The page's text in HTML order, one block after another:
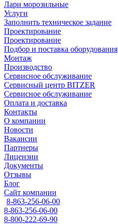
Лари морозильные
Услуги
Заполнить техническое задание
Проектирование
Проектирование
Подбор и поставка оборудования
Монтаж
Производство
Сервисное обслуживание
Сервисный центр BITZER
Сервисное обслуживание
Оплата и доставка
Контакты
О компании
Новости
Вакансии
Партнеры
Лицензии
Документы
Отзывы
Блог
Сайт компании
8-863-256-06-00
8-863-256-06-00
8-800-222-69-90